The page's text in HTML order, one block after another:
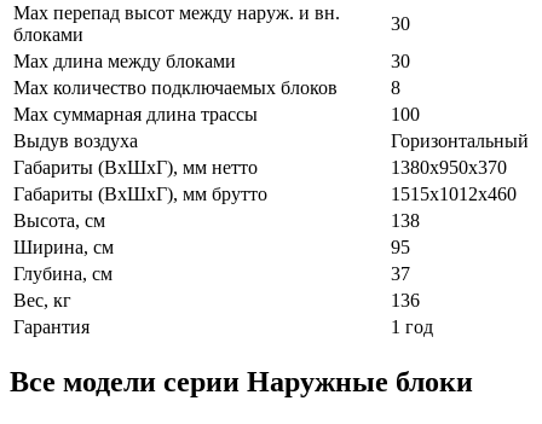
Max перепад высот между наруж. и вн.
блоками
30
Max длина между блоками
30
Max количество подключаемых блоков
8
Max суммарная длина трассы
100
Выдув воздуха
Горизонтальный
Габариты (ВxШxГ), мм нетто
1380x950x370
Габариты (ВxШxГ), мм брутто
1515х1012х460
Высота, см
138
Ширина, см
95
Глубина, см
37
Вес, кг
136
Гарантия
1 год
Все модели серии Наружные блоки